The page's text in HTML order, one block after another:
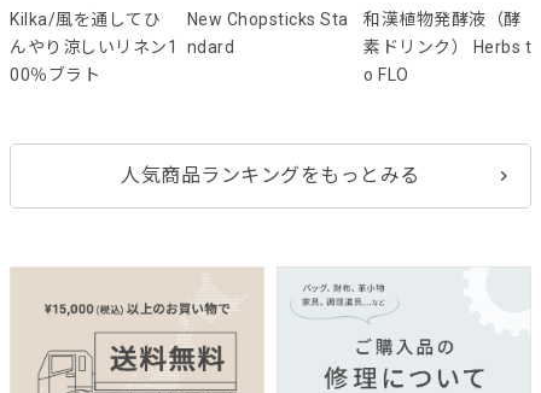
Kilka/風を通してひ
んやり涼しいリネン1
00％ブラト
New Chopsticks Sta
ndard
和漢植物発酵液（酵
素ドリンク） Herbs t
o FLO
人気商品ランキングをもっとみる